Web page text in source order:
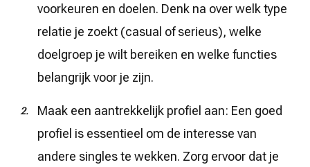
voorkeuren en doelen. Denk na over welk type
relatie je zoekt (casual of serieus), welke
doelgroep je wilt bereiken en welke functies
belangrijk voor je zijn.
Maak een aantrekkelijk profiel aan: Een goed
profiel is essentieel om de interesse van
andere singles te wekken. Zorg ervoor dat je